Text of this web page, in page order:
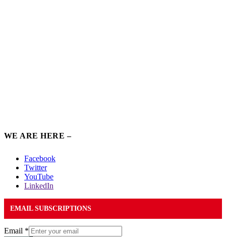
WE ARE HERE –
Facebook
Twitter
YouTube
LinkedIn
EMAIL SUBSCRIPTIONS
Email *